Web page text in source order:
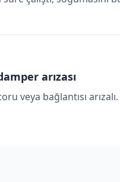
arızası
veya bağlantısı